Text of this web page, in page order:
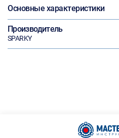
Основные характеристики
Производитель
SPARKY